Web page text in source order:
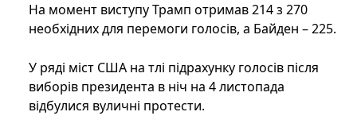
На момент виступу Трамп отримав 214 з 270
необхідних для перемоги голосів, а Байден – 225.
У ряді міст США на тлі підрахунку голосів після
виборів президента в ніч на 4 листопада
відбулися вуличні протести.